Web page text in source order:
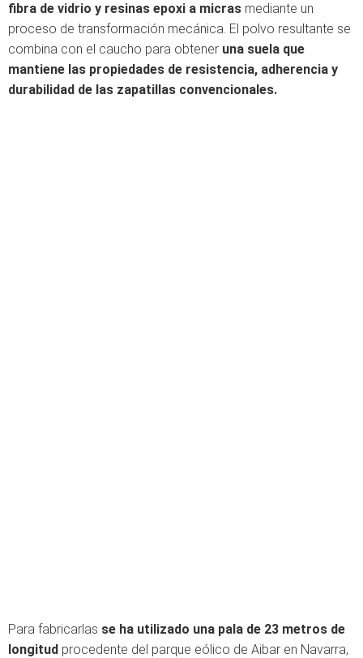
fibra de vidrio y resinas epoxi a micras mediante un
proceso de transformación mecánica. El polvo resultante se
combina con el caucho para obtener una suela que
mantiene las propiedades de resistencia, adherencia y
durabilidad de las zapatillas convencionales.
Para fabricarlas se ha utilizado una pala de 23 metros de
longitud procedente del parque eólico de Aibar en Navarra,